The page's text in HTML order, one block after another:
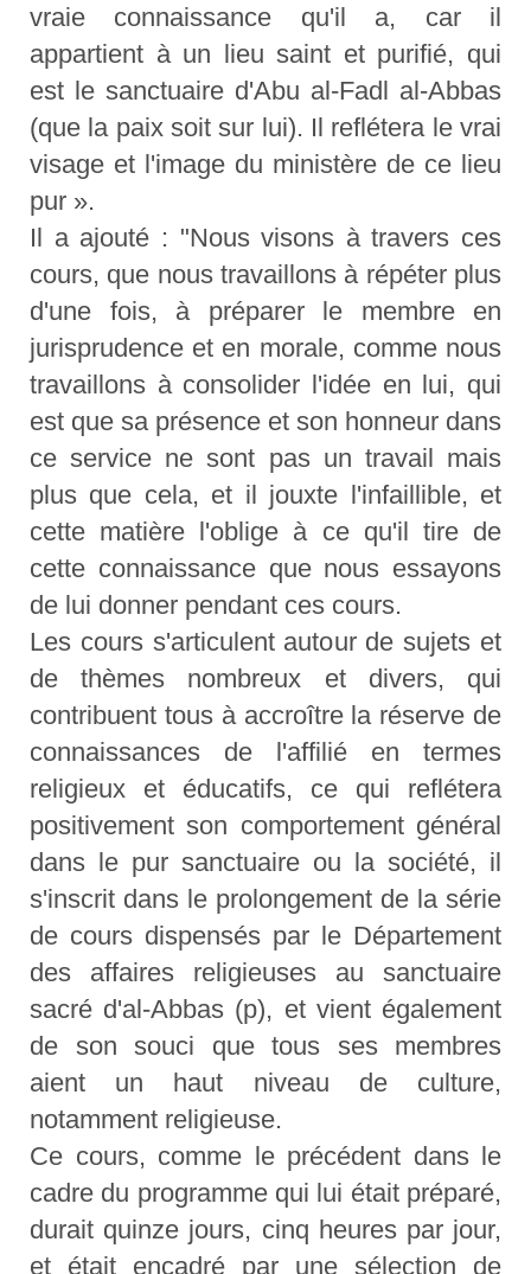
vraie connaissance qu'il a, car il
appartient à un lieu saint et purifié, qui
est le sanctuaire d'Abu al-Fadl al-Abbas
(que la paix soit sur lui). Il reflétera le vrai
visage et l'image du ministère de ce lieu
pur ».
Il a ajouté : "Nous visons à travers ces
cours, que nous travaillons à répéter plus
d'une fois, à préparer le membre en
jurisprudence et en morale, comme nous
travaillons à consolider l'idée en lui, qui
est que sa présence et son honneur dans
ce service ne sont pas un travail mais
plus que cela, et il jouxte l'infaillible, et
cette matière l'oblige à ce qu'il tire de
cette connaissance que nous essayons
de lui donner pendant ces cours.
Les cours s'articulent autour de sujets et
de thèmes nombreux et divers, qui
contribuent tous à accroître la réserve de
connaissances de l'affilié en termes
religieux et éducatifs, ce qui reflétera
positivement son comportement général
dans le pur sanctuaire ou la société, il
s'inscrit dans le prolongement de la série
de cours dispensés par le Département
des affaires religieuses au sanctuaire
sacré d'al-Abbas (p), et vient également
de son souci que tous ses membres
aient un haut niveau de culture,
notamment religieuse.
Ce cours, comme le précédent dans le
cadre du programme qui lui était préparé,
durait quinze jours, cinq heures par jour,
et était encadré par une sélection de